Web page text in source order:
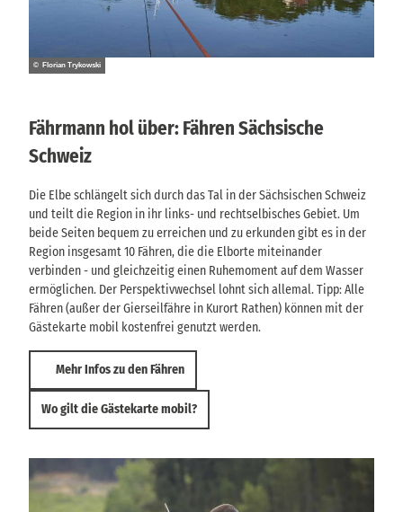
Fährmann hol über: Fähren Sächsische
Schweiz
Die Elbe schlängelt sich durch das Tal in der Sächsischen Schweiz
und teilt die Region in ihr links- und rechtselbisches Gebiet. Um
beide Seiten bequem zu erreichen und zu erkunden gibt es in der
Region insgesamt 10 Fähren, die die Elborte miteinander
verbinden - und gleichzeitig einen Ruhemoment auf dem Wasser
ermöglichen. Der Perspektivwechsel lohnt sich allemal. Tipp: Alle
Fähren (außer der Gierseilfähre in Kurort Rathen) können mit der
Gästekarte mobil kostenfrei genutzt werden.
Mehr Infos zu den Fähren
Wo gilt die Gästekarte mobil?
© Florian Trykowski